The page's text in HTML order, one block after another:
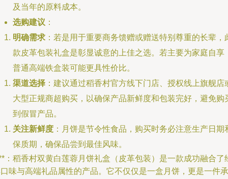
及当年的原料成本。
选购建议 ：
明确需求 ：若是用于重要商务馈赠或赠送特别尊重的长辈，
款皮革包装礼盒是彰显诚意的上佳之选。若主要为家庭自享
普通高端铁盒装可能更具性价比。
渠道选择 ：建议通过稻香村官方线下门店、授权线上旗舰店
大型正规商超购买，以确保产品新鲜度和包装完好，避免购
到假冒产品。
关注新鲜度 ：月饼是节令性食品，购买时务必注意生产日期
保质期，确保品尝到最佳风味。
：稻香村双黄白莲蓉月饼礼盒（皮革包装）是一款成功融合了
味与高端礼品属性的产品。它不仅仅是一盒月饼，更是一件承